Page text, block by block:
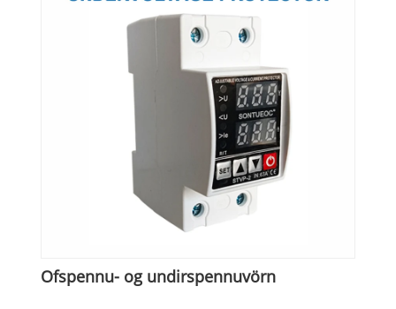
Ofspennu- og undirspennuvörn